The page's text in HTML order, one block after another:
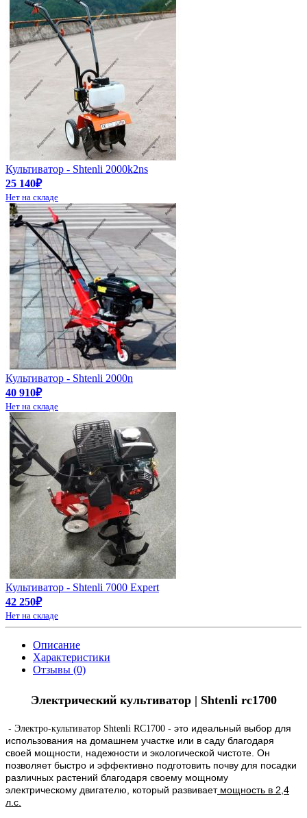
Культиватор - Shtenli 2000k2ns
25 140₽
Нет на складе
Культиватор - Shtenli 2000n
40 910₽
Нет на складе
Культиватор - Shtenli 7000 Expert
42 250₽
Нет на складе
Описание
Характеристики
Отзывы (0)
Электрический культиватор | Shtenli rc1700
- Электро-культиватор Shtenli RC1700 - это идеальный выбор для
использования на домашнем участке или в саду благодаря
своей мощности, надежности и экологической чистоте. Он
позволяет быстро и эффективно подготовить почву для посадки
различных растений благодаря своему мощному
электрическому двигателю, который развиваетмощность в 2,4
л.с.